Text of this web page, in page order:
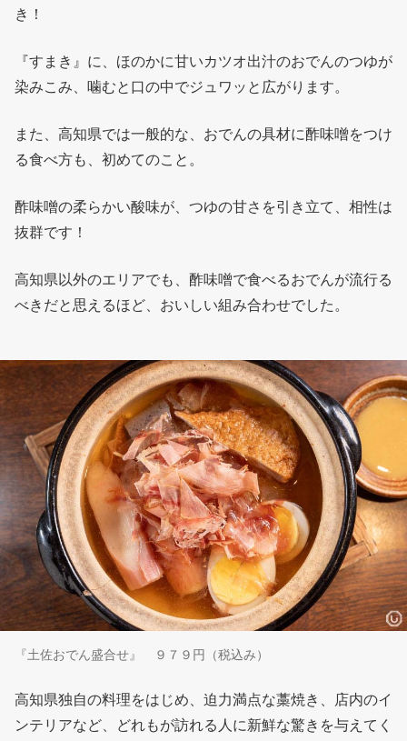
き！
『すまき』に、ほのかに甘いカツオ出汁のおでんのつゆが
染みこみ、噛むと口の中でジュワッと広がります。
また、高知県では一般的な、おでんの具材に酢味噌をつけ
る食べ方も、初めてのこと。
酢味噌の柔らかい酸味が、つゆの甘さを引き立て、相性は
抜群です！
高知県以外のエリアでも、酢味噌で食べるおでんが流行る
べきだと思えるほど、おいしい組み合わせでした。
『土佐おでん盛合せ』 ９７９円（税込み）
高知県独自の料理をはじめ、迫力満点な藁焼き、店内のイ
ンテリアなど、どれもが訪れる人に新鮮な驚きを与えてく